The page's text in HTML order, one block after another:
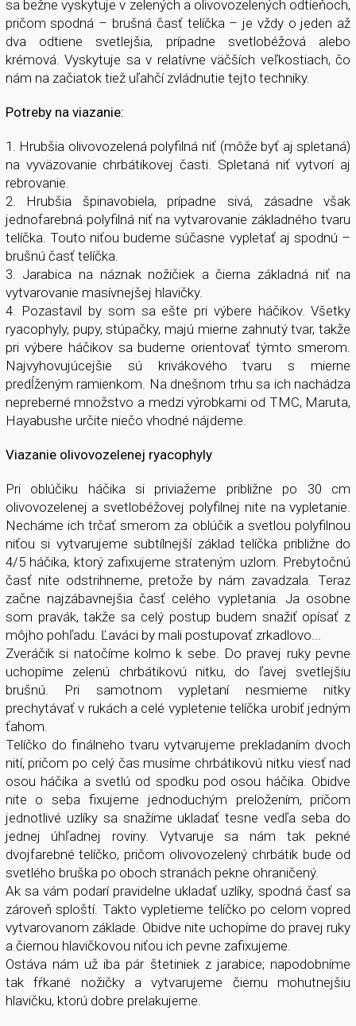
sa bežne vyskytuje v zelených a olivovozelených odtieňoch,
pričom spodná – brušná časť telíčka – je vždy o jeden až
dva odtiene svetlejšia, prípadne svetlobéžová alebo
krémová. Vyskytuje sa v relatívne väčších veľkostiach, čo
nám na začiatok tiež uľahčí zvládnutie tejto techniky.
Potreby na viazanie:
1. Hrubšia olivovozelená polyfilná niť (môže byť aj spletaná)
na vyväzovanie chrbátikovej časti. Spletaná niť vytvorí aj
rebrovanie.
2. Hrubšia špinavobiela, prípadne sivá, zásadne však
jednofarebná polyfilná niť na vytvarovanie základného tvaru
telíčka. Touto niťou budeme súčasne vypletať aj spodnú –
brušnú časť telíčka.
3. Jarabica na náznak nožičiek a čierna základná niť na
vytvarovanie masívnejšej hlavičky.
4. Pozastavil by som sa ešte pri výbere háčikov. Všetky
ryacophyly, pupy, stúpačky, majú mierne zahnutý tvar, takže
pri výbere háčikov sa budeme orientovať týmto smerom.
Najvyhovujúcejšie sú krivákového tvaru s mierne
predĺženým ramienkom. Na dnešnom trhu sa ich nachádza
nepreberné množstvo a medzi výrobkami od TMC, Maruta,
Hayabushe určite niečo vhodné nájdeme.
Viazanie olivovozelenej ryacophyly
Pri oblúčiku háčika si priviažeme približne po 30 cm
olivovozelenej a svetlobéžovej polyfilnej nite na vypletanie.
Necháme ich trčať smerom za oblúčik a svetlou polyfilnou
niťou si vytvarujeme subtílnejší základ telíčka približne do
4/5 háčika, ktorý zafixujeme strateným uzlom. Prebytočnú
časť nite odstrihneme, pretože by nám zavadzala. Teraz
začne najzábavnejšia časť celého vypletania. Ja osobne
som pravák, takže sa celý postup budem snažiť opísať z
môjho pohľadu. Ľaváci by mali postupovať zrkadlovo...
Zveráčik si natočíme kolmo k sebe. Do pravej ruky pevne
uchopíme zelenú chrbátikovú nitku, do ľavej svetlejšiu
brušnú. Pri samotnom vypletaní nesmieme nitky
prechytávať v rukách a celé vypletenie telíčka urobiť jedným
ťahom.
Telíčko do finálneho tvaru vytvarujeme prekladaním dvoch
nití, pričom po celý čas musíme chrbátikovú nitku viesť nad
osou háčika a svetlú od spodku pod osou háčika. Obidve
nite o seba fixujeme jednoduchým preložením, pričom
jednotlivé uzlíky sa snažíme ukladať tesne vedľa seba do
jednej úhľadnej roviny. Vytvaruje sa nám tak pekné
dvojfarebné telíčko, pričom olivovozelený chrbátik bude od
svetlého bruška po oboch stranách pekne ohraničený.
Ak sa vám podarí pravidelne ukladať uzlíky, spodná časť sa
zároveň sploští. Takto vypletieme telíčko po celom vopred
vytvarovanom základe. Obidve nite uchopíme do pravej ruky
a čiernou hlavičkovou niťou ich pevne zafixujeme.
Ostáva nám už iba pár štetiniek z jarabice; napodobníme
tak fŕkané nožičky a vytvarujeme čiernu mohutnejšiu
hlavičku, ktorú dobre prelakujeme.